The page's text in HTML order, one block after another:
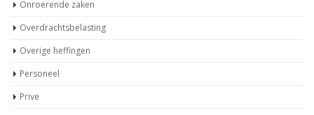
Personeel
Prive
Schenken en erven
Sociale verzekeringen
Subsidies